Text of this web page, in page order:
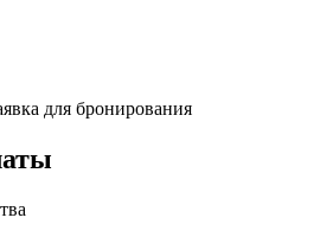
для бронирования